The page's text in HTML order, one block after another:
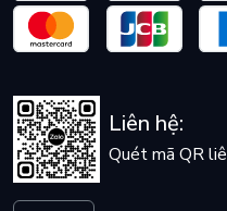
Liên hệ:
Quét mã QR